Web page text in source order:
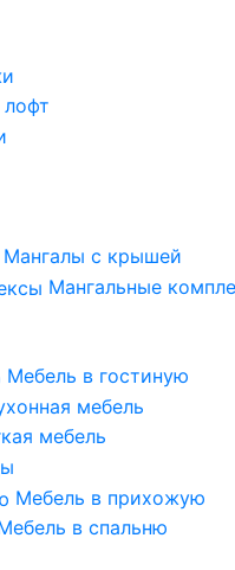
Мангалы с крышей
Мангальные
Мебель в гостиную
мебель
мебель
Мебель в прихожую
в спальню